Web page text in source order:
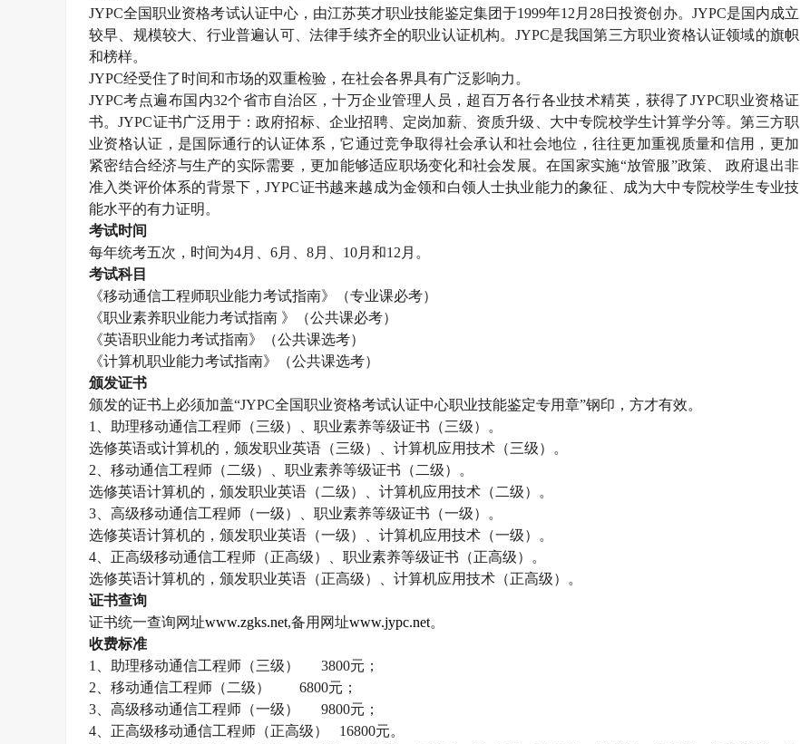
JYPC全国职业资格考试认证中心，由江苏英才职业技能鉴定集团于1999年12 月 28日投资创办。 JYPC是国内成立
较早、规模较大、行业普遍认可、法律手续齐全的职业认证机构。 JYPC是我国第三方职业资格认证领域的旗帜
和榜样。
JYPC经受住了时间和市场的双重检验，在社会各界具有广泛影响力。
JYPC考点遍布国内32个省市自治区，十万企业管理人员，超百万各行各业技术精英，获得了JYPC职业资格证
书。JYPC证书广泛用于：政府招标、企业招聘、定岗加薪、资质升级、大中专院校学生计算学分等。第三方职
业资格认证，是国际通行的认证体系，它通过竞争取得社会承认和社会地位，往往更加重视质量和信用，更加
紧密结合经济与生产的实际需要，更加能够适应职场变化和社会发展。在国家实施“放管服”政策、 政府退出非
准入类评价体系的背景下，JYPC证书越来越成为金领和白领人士执业能力的象征、成为大中专院校学生专业技
能水平的有力证明。
考试时间
每年统考五次，时间为4月、 6月、 8月、 10月和12 月。
考试科目
《移动通信工程师职业能力考试指南》（专业课必考）
《职业素养职业能力考试指南 》（公共课必考）
《英语职业能力考试指南》（公共课选考）
《计算机职业能力考试指南》（公共课选考）
颁发证书
颁发的证书上必须加盖“JYPC全国职业资格考试认证中心职业技能鉴定专用章”钢印，方才有效。
1
、助理移动通信工程师（三级）、职业素养等级证书（三级）。
选修英语或计算机的，颁发职业英语（三级）、计算机应用技术（三级）。
2 、移动通信工程师（二级）、职业素养等级证书（二级）。
选修英语计算机的，颁发职业英语（二级）、计算机应用技术（二级）。
3 、高级移动通信工程师（一级）、职业素养等级证书（一级）。
选修英语计算机的，颁发职业英语（一级）、计算机应用技术（一级）。
4 、正高级移动通信工程师（正高级）、职业素养等级证书（正高级）。
选修英语计算机的，颁发职业英语（正高级）、计算机应用技术（正高级）。
证书查询
证书统一查询网址www.zgks.net,备用网址www.jypc.net。
收费标准
1
、助理移动通信工程师（三级） 3800元；
2 、移动通信工程师（二级） 6800元；
3 、高级移动通信工程师（一级） 9800元；
4 、正高级移动通信工程师（正高级） 16800元。